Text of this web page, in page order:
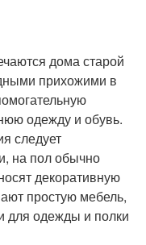
дома старой
прихожими в
одежду и обувь.
следует
на пол обычно
декоративную
простую мебель,
для одежды и полки